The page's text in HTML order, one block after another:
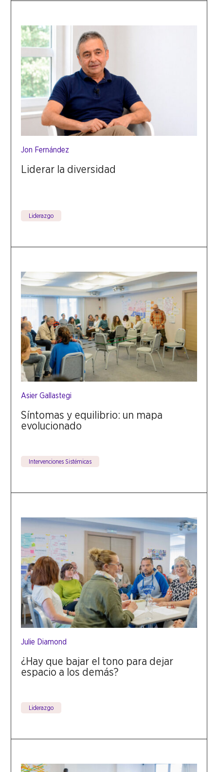
Jon Fernández
Liderar la diversidad
Liderazgo
Asier Gallastegi
Síntomas y equilibrio: un mapa
evolucionado
Intervenciones Sistémicas
Julie Diamond
¿Hay que bajar el tono para dejar
espacio a los demás?
Liderazgo